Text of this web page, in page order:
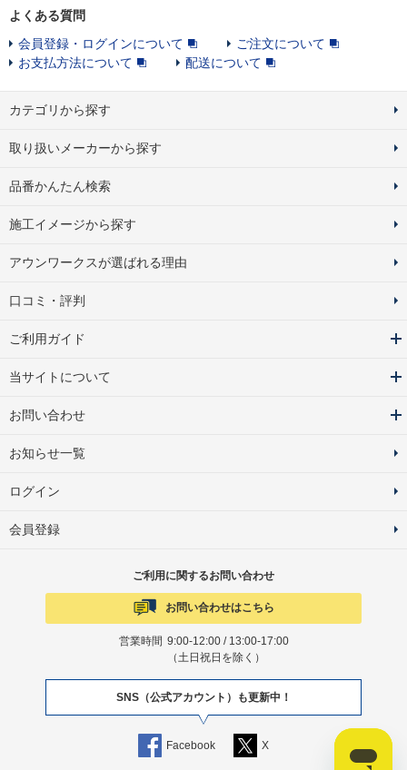
よくある質問
会員登録・ログインについて
ご注文について
お支払方法について
配送について
カテゴリから探す
取り扱いメーカーから探す
品番かんたん検索
施工イメージから探す
アウンワークスが選ばれる理由
口コミ・評判
ご利用ガイド
当サイトについて
お問い合わせ
お知らせ一覧
ログイン
会員登録
ご利用に関するお問い合わせ
お問い合わせはこちら
営業時間 9:00-12:00 / 13:00-17:00
（土日祝日を除く）
SNS（公式アカウント）も更新中！
Facebook X